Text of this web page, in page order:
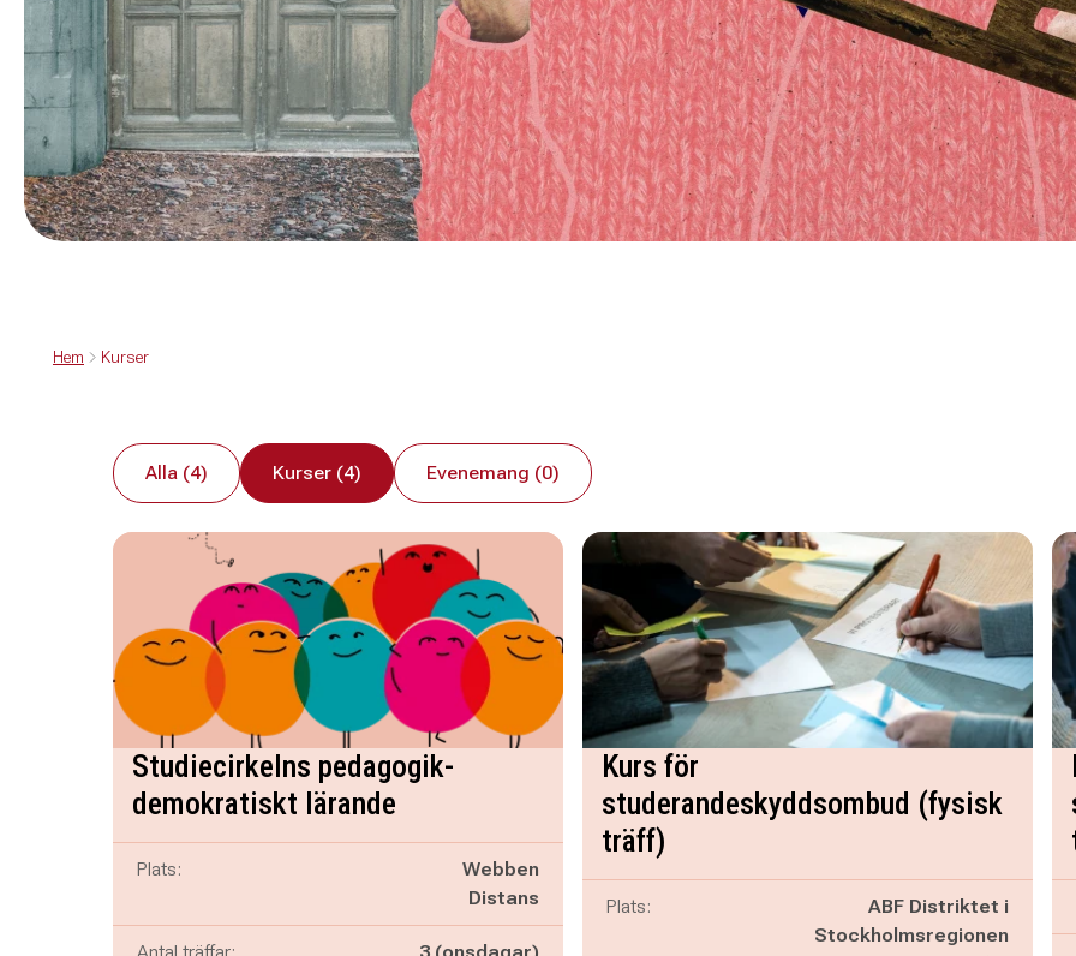
Hem Kurser
Alla (4) Kurser (4) Evenemang (0)
Studiecirkelns pedagogik-
demokratiskt lärande
Plats:
Webben
Distans
Kurs för
studerandeskyddsombud (fysisk
träff)
Plats:
ABF Distriktet i
Stockholmsregionen